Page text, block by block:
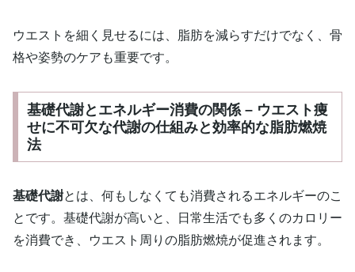
ウエストを細く見せるには、脂肪を減らすだけでなく、骨
格や姿勢のケアも重要です。
基礎代謝とエネルギー消費の関係 – ウエスト痩
せに不可欠な代謝の仕組みと効率的な脂肪燃焼
法
基礎代謝とは、何もしなくても消費されるエネルギーのこ
とです。基礎代謝が高いと、日常生活でも多くのカロリー
を消費でき、ウエスト周りの脂肪燃焼が促進されます。